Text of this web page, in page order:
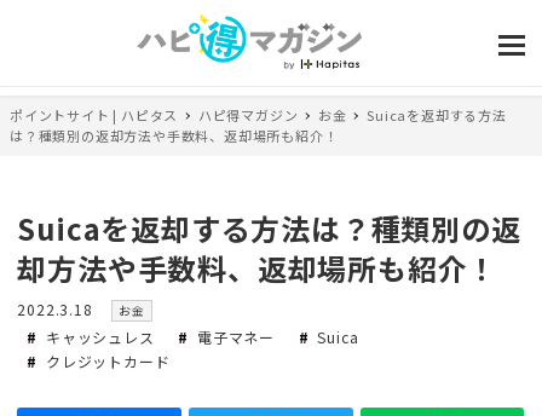
ポイントサイト | ハピタス ハピ得マガジン お金
Suicaを返却する方法
は？種類別の返却方法や手数料、返却場所も紹介！
Suicaを返却する方法は？種類別の返
却方法や手数料、返却場所も紹介！
投
稿
日
2022.3.18
カ
テ
ゴ
ー
お金
キャッシュレス 電子マネー
Suica
クレジットカード